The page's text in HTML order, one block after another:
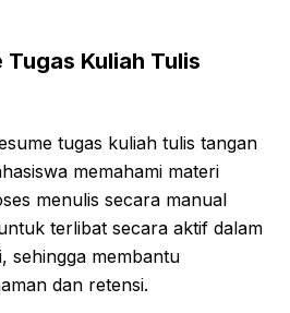
Kuliah Tulis
tugas kuliah tulis tangan
memahami materi
menulis secara manual
terlibat secara aktif dalam
sehingga membantu
dan retensi.